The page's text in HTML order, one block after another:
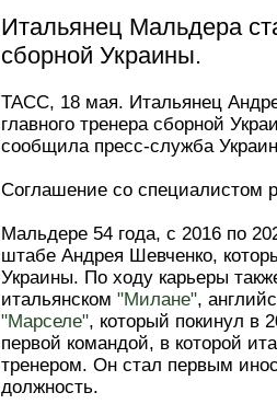
Итальянец Мальдера
сборной Украины.
ТАСС, 18 мая. Итальянец
главного тренера сборной
сообщила пресс-служба
Соглашение со специалистом
Мальдере 54 года, с 2016 по
штабе Андрея Шевченко,
Украины. По ходу карьеры
итальянском "Милане",
"Марселе", который покинул в
первой командой, в которой
тренером. Он стал первым
должность.